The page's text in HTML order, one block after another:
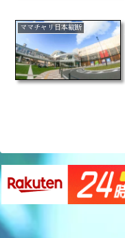
ママチャリ日本縦断